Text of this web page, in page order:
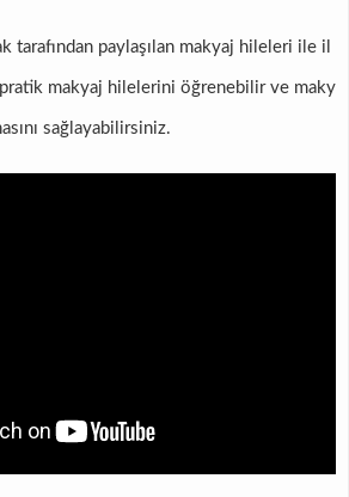
tarafından paylaşılan makyaj hileleri ile il
makyaj hilelerini öğrenebilir ve maky
sağlayabilirsiniz.